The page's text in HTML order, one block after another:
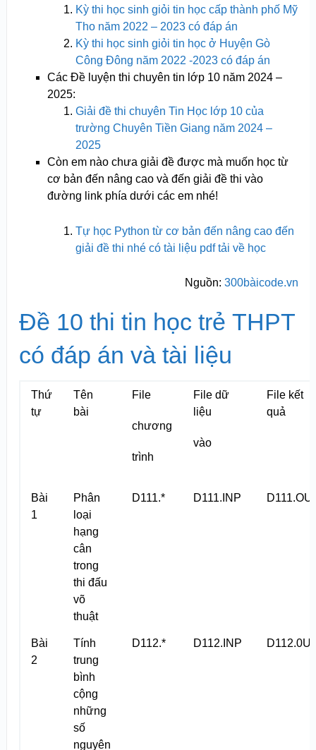
Kỳ thi học sinh giỏi tin học cấp thành phố Mỹ
Tho năm 2022 – 2023 có đáp án
Kỳ thi học sinh giỏi tin học ở Huyện Gò
Công Đông năm 2022 -2023 có đáp án
Các Đề luyện thi chuyên tin lớp 10 năm 2024 –
2025:
Giải đề thi chuyên Tin Học lớp 10 của
trường Chuyên Tiền Giang năm 2024 –
2025
Còn em nào chưa giải đề được mà muốn học từ
cơ bản đến nâng cao và đến giải đề thi vào
đường link phía dưới các em nhé!
Tự học Python từ cơ bản đến nâng cao đến
giải đề thi nhé có tài liệu pdf tải về học
Nguồn:300bàicode.vn
Đề 10 thi tin học trẻ THPT
có đáp án và tài liệu
Thứ
tự
Tên
bài
File
chương
trình
File dữ
liệu
vào
File kết
quả
Bài
1
Phân
loại
hạng
cân
trong
thi đấu
võ
thuật
D111.* D111.INP
Bài
2
Tính
trung
bình
cộng
những
số
nguyên
D112.* D112.INP